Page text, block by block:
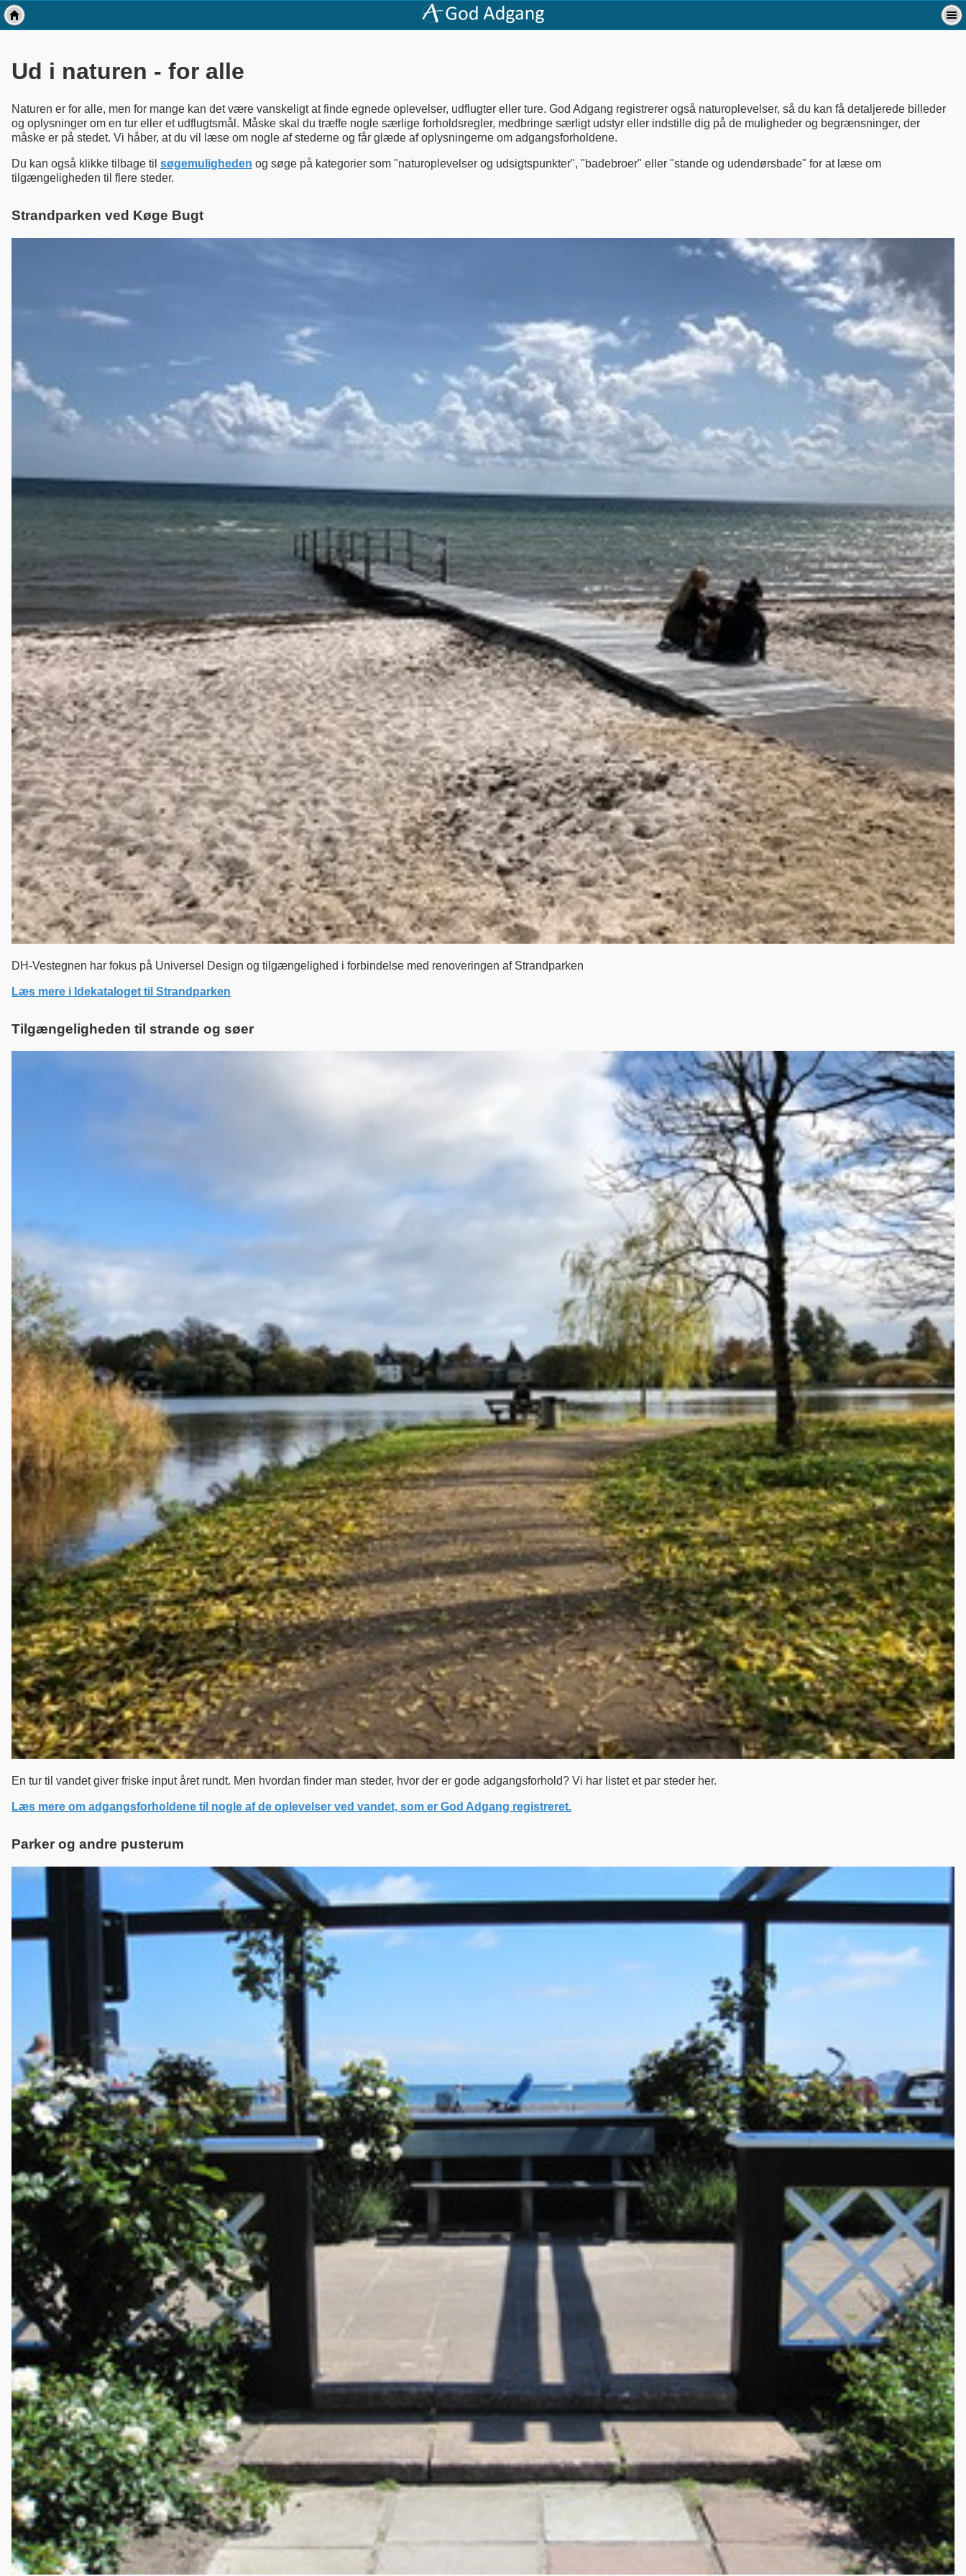
Ud i naturen - for alle
Naturen er for alle, men for mange kan det være vanskeligt at finde egnede oplevelser, udflugter eller ture. God Adgang registrerer også naturoplevelser, så du kan få detaljerede billeder
og oplysninger om en tur eller et udflugtsmål. Måske skal du træffe nogle særlige forholdsregler, medbringe særligt udstyr eller indstille dig på de muligheder og begrænsninger, der
måske er på stedet. Vi håber, at du vil læse om nogle af stederne og får glæde af oplysningerne om adgangsforholdene.
Du kan også klikke tilbage til søgemuligheden og søge på kategorier som "naturoplevelser og udsigtspunkter", "badebroer" eller "stande og udendørsbade" for at læse om
tilgængeligheden til flere steder.
Strandparken ved Køge Bugt
DH-Vestegnen har fokus på Universel Design og tilgængelighed i forbindelse med renoveringen af Strandparken
Læs mere i Idekataloget til Strandparken
Tilgængeligheden til strande og søer
En tur til vandet giver friske input året rundt. Men hvordan finder man steder, hvor der er gode adgangsforhold? Vi har listet et par steder her.
Læs mere om adgangsforholdene til nogle af de oplevelser ved vandet, som er God Adgang registreret.
Parker og andre pusterum